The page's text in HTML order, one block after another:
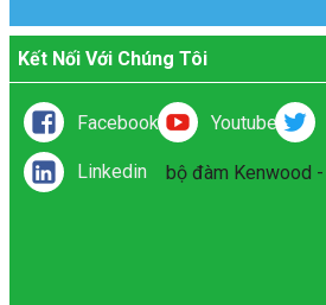
Kết Nối Với Chúng Tôi
Facebook Youtube
Linkedin
bộ đàm Kenwood